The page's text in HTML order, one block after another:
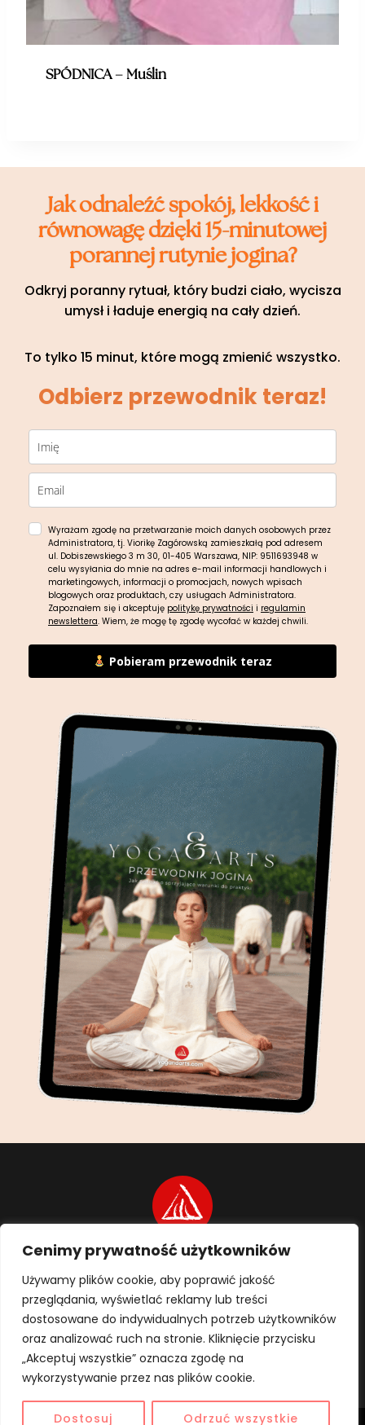
Cenimy prywatność użytkowników
Używamy plików cookie, aby poprawić jakość
przeglądania, wyświetlać reklamy lub treści
dostosowane do indywidualnych potrzeb użytkowników
oraz analizować ruch na stronie. Kliknięcie przycisku
„Akceptuj wszystkie” oznacza zgodę na
wykorzystywanie przez nas plików cookie.
Dostosuj Odrzuć wszystkie
SPÓDNICA – Muślin
Jak odnaleźć spokój, lekkość i
równowagę dzięki 15-minutowej
porannej rutynie jogina?
Odkryj poranny rytuał, który budzi ciało, wycisza
umysł i ładuje energią na cały dzień.
To tylko 15 minut, które mogą zmienić wszystko.
Odbierz przewodnik teraz!
Wyrażam zgodę na przetwarzanie moich danych osobowych przez
Administratora, tj. Viorikę Zagórowską zamieszkałą pod adresem
ul. Dobiszewskiego 3 m 30, 01-405 Warszawa, NIP: 9511693948 w
celu wysyłania do mnie na adres e-mail informacji handlowych i
marketingowych, informacji o promocjach, nowych wpisach
blogowych oraz produktach, czy usługach Administratora.
Zapoznałem się i akceptuję politykę prywatności i regulamin
newslettera. Wiem, że mogę tę zgodę wycofać w każdej chwili.
Pobieram przewodnik teraz
Home Upa Joga Surya Kriya
Jogasany
Joga dla Kobiet
Joga w Firmie Kontakt